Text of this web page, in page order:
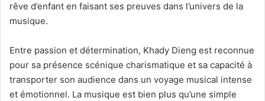
rêve d’enfant en faisant ses preuves dans l’univers de la
musique.
Entre passion et détermination, Khady Dieng est reconnue
pour sa présence scénique charismatique et sa capacité à
transporter son audience dans un voyage musical intense
et émotionnel. La musique est bien plus qu’une simple